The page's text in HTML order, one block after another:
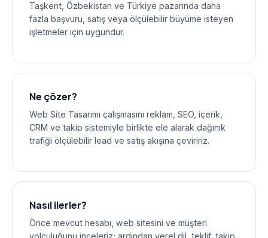
Taşkent, Özbekistan ve Türkiye pazarında daha
fazla başvuru, satış veya ölçülebilir büyüme isteyen
işletmeler için uygundur.
Ne çözer?
Web Site Tasarımı çalışmasını reklam, SEO, içerik,
CRM ve takip sistemiyle birlikte ele alarak dağınık
trafiği ölçülebilir lead ve satış akışına çeviririz.
Nasıl ilerler?
Önce mevcut hesabı, web sitesini ve müşteri
yolculuğunu inceleriz; ardından yerel dil, teklif, takip